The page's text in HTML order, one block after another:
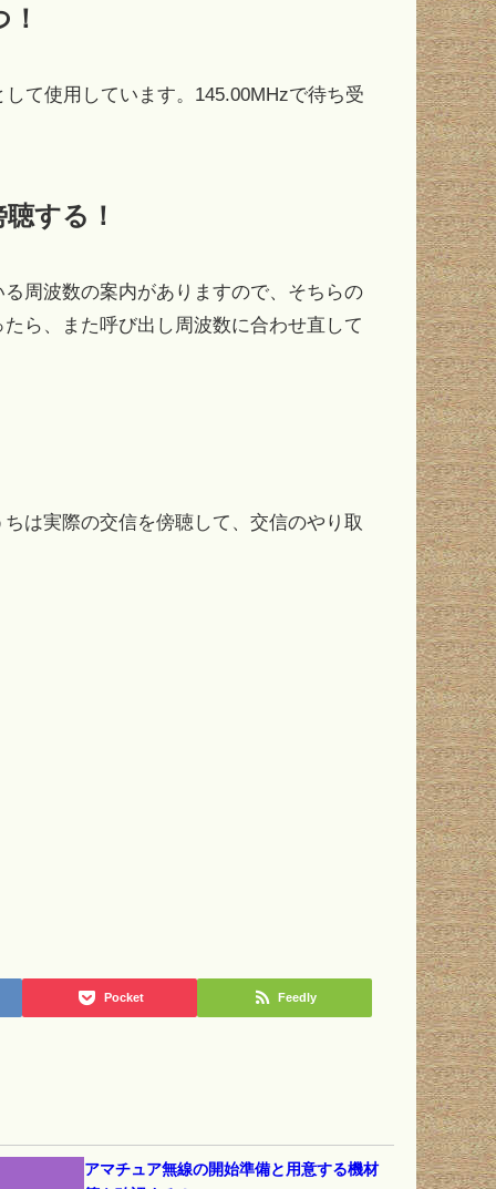
て使用しています。145.00MHzで待ち受
する！
周波数の案内がありますので、そちらの
ら、また呼び出し周波数に合わせ直して
は実際の交信を傍聴して、交信のやり取
Pocket Feedly
アマチュア無線の開始準備と用意する機材